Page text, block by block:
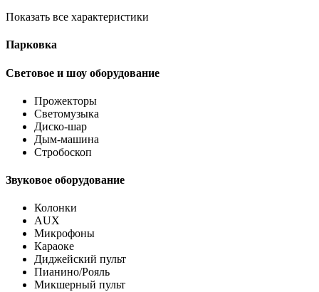
Показать все характеристики
Парковка
Световое и шоу оборудование
Прожекторы
Светомузыка
Диско-шар
Дым-машина
Стробоскоп
Звуковое оборудование
Колонки
AUX
Микрофоны
Караоке
Диджейский пульт
Пианино/Рояль
Микшерный пульт